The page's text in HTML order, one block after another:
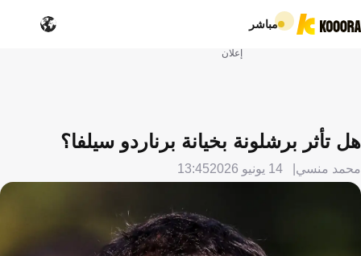
مباشر
إعلان
هل تأثر برشلونة بخيانة برناردو سيلفا؟
محمد منسي 14 يونيو 2026 13:45